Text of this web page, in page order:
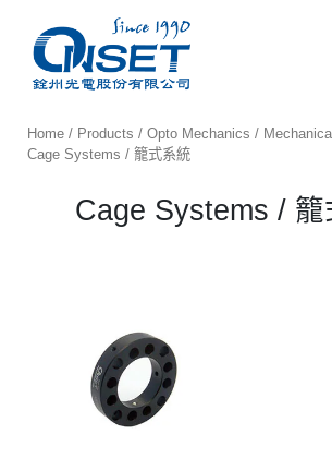
Home / Products /Opto Mechanics /
Cage Systems / 籠式系統
Cage Systems / 籠